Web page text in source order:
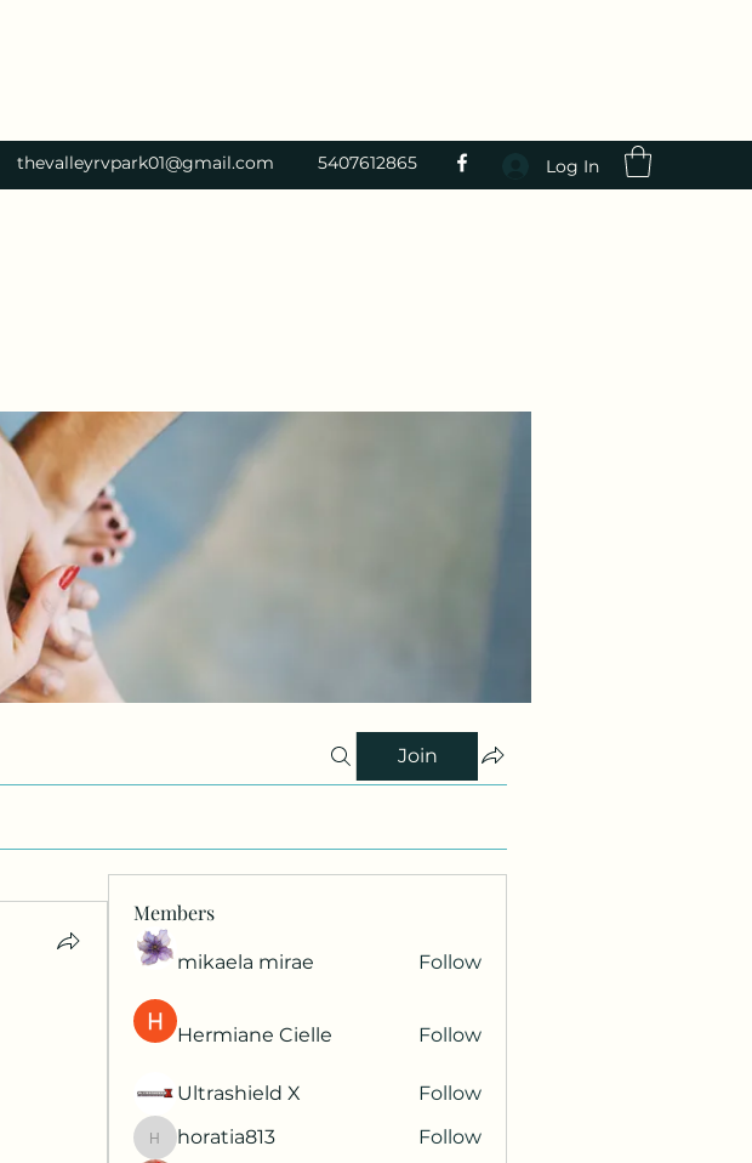
thevalleyrvpark01@gmail.com 5407612865 Log In
Join
Members
mikaela mirae Follow
Hermiane Cielle Follow
Ultrashield X Follow
horatia813
horatia813 Follow